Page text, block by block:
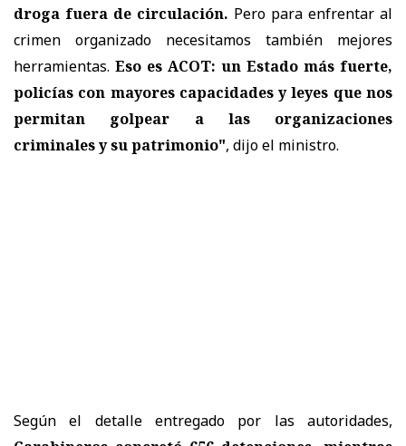
droga fuera de circulación. Pero para enfrentar al
crimen organizado necesitamos también mejores
herramientas. Eso es ACOT: un Estado más fuerte,
policías con mayores capacidades y leyes que nos
permitan golpear a las organizaciones
criminales y su patrimonio", dijo el ministro.
Según el detalle entregado por las autoridades,